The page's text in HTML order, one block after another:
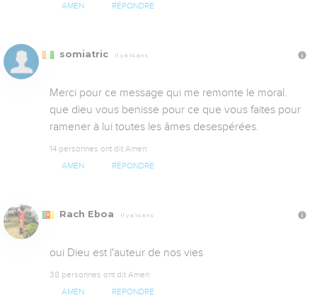
AMEN RÉPONDRE
somiatric Il y a 14 ans
Merci pour ce message qui me remonte le moral.
que dieu vous benisse pour ce que vous faites pour
ramener à lui toutes les âmes desespérées.
14 personnes ont dit Amen
AMEN RÉPONDRE
Rach Eboa Il y a 14 ans
oui Dieu est l'auteur de nos vies
38 personnes ont dit Amen
AMEN RÉPONDRE